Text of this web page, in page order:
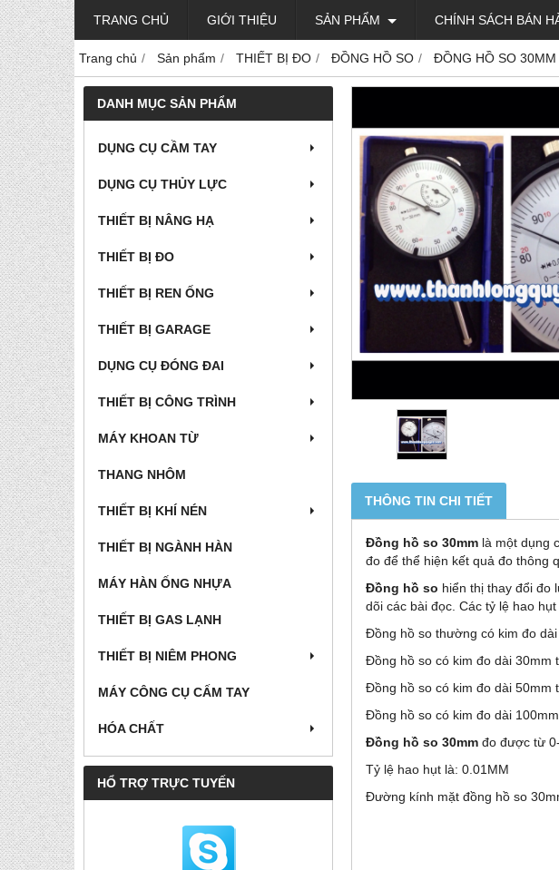
TRANG CHỦ GIỚI THIỆU SẢN PHẨM CHÍNH SÁCH BÁN
Trang chủ Sản phẩm THIẾT BỊ ĐO ĐỒNG HỒ SO ĐỒNG HỒ SO 30MM
DANH MỤC SẢN PHẨM
DỤNG CỤ CẦM TAY
DỤNG CỤ THỦY LỰC
THIẾT BỊ NÂNG HẠ
THIẾT BỊ ĐO
THIẾT BỊ REN ỐNG
THIẾT BỊ GARAGE
DỤNG CỤ ĐÓNG ĐAI
THIẾT BỊ CÔNG TRÌNH
MÁY KHOAN TỪ
THANG NHÔM
THIẾT BỊ KHÍ NÉN
THIẾT BỊ NGÀNH HÀN
MÁY HÀN ỐNG NHỰA
THIẾT BỊ GAS LẠNH
THIẾT BỊ NIÊM PHONG
MÁY CÔNG CỤ CẤM TAY
HÓA CHẤT
HỔ TRỢ TRỰC TUYẾN
THÔNG TIN CHI TIẾT
Đồng hồ so 30mm là một dụng
đo để thể hiện kết quả đo thông
Đồng hồ so hiển thị thay đổi đo
dõi các bài đọc. Các tỷ lệ hao
Đồng hồ so thường có kim đo
Đồng hồ so có kim đo dài 30mm
Đồng hồ so có kim đo dài 50mm
Đồng hồ so có kim đo dài
Đồng hồ so 30mm đo được từ
Tỷ lệ hao hụt là: 0.01MM
Đường kính mặt đồng hồ so